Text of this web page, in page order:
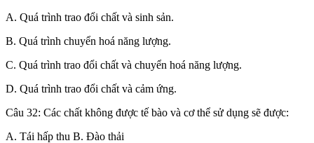
A. Quá trình trao đổi chất và sinh sản.
B. Quá trình chuyển hoá năng lượng.
C. Quá trình trao đổi chất và chuyển hoá năng lượng.
D. Quá trình trao đổi chất và cảm ứng.
Câu 32: Các chất không được tế bào và cơ thể sử dụng sẽ được:
A. Tái hấp thu B. Đào thải